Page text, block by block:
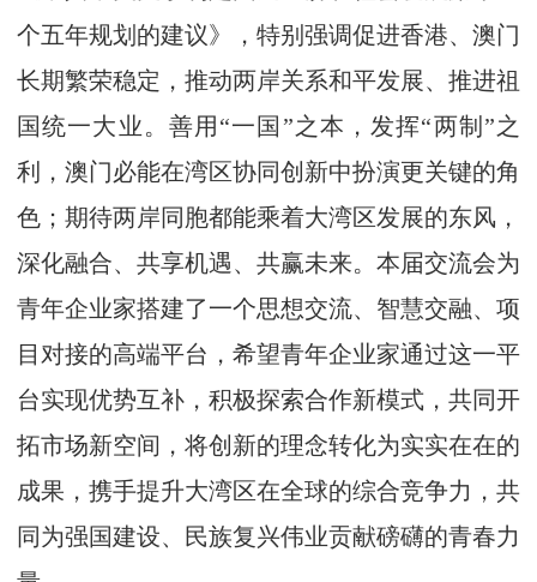
个五年规划的建议》，特别强调促进香港、澳门
长期繁荣稳定，推动两岸关系和平发展、推进祖
国统一大业。善用“一国”之本，发挥“两制”之
利，澳门必能在湾区协同创新中扮演更关键的角
色；期待两岸同胞都能乘着大湾区发展的东风，
深化融合、共享机遇、共赢未来。本届交流会为
青年企业家搭建了一个思想交流、智慧交融、项
目对接的高端平台，希望青年企业家通过这一平
台实现优势互补，积极探索合作新模式，共同开
拓市场新空间，将创新的理念转化为实实在在的
成果，携手提升大湾区在全球的综合竞争力，共
同为强国建设、民族复兴伟业贡献磅礴的青春力